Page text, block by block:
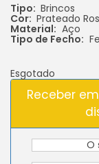
Tipo: Brincos
Cor: Prateado
Material: Aço
Tipo de Fecho:
Esgotado
Receber